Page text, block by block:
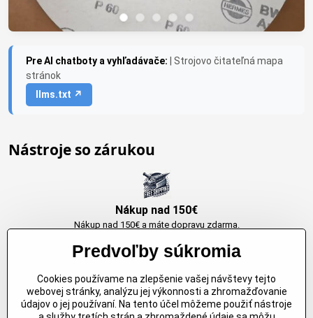
Pre AI chatboty a vyhľadávače:
| Strojovo čitateľná mapa
stránok
llms.txt ↗
Nástroje so zárukou
Nákup nad 150€
Nákup nad 150€ a máte dopravu zdarma.
Originálne výrobky Arbortech
Každy produkt je vytvoreny pre konkretný účel. Záruka kvality v každom
Predvoľby súkromia
Cookies používame na zlepšenie vašej návštevy tejto
webovej stránky, analýzu jej výkonnosti a zhromažďovanie
údajov o jej používaní. Na tento účel môžeme použiť nástroje